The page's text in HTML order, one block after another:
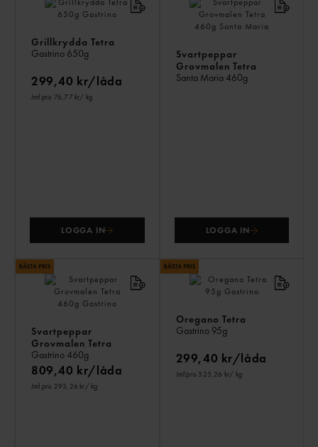
Grillkrydda Tetra
Gastrino 650g
299,40 kr/låda
Jmf.pris 76,77 kr/ kg
LOGGA IN
Svartpeppar
Grovmalen Tetra
Santa Maria 460g
LOGGA IN
Svartpeppar
Grovmalen Tetra
Gastrino 460g
809,40 kr/låda
Jmf.pris 293,26 kr/ kg
Oregano Tetra
Gastrino 95g
299,40 kr/låda
Jmf.pris 525,26 kr/ kg